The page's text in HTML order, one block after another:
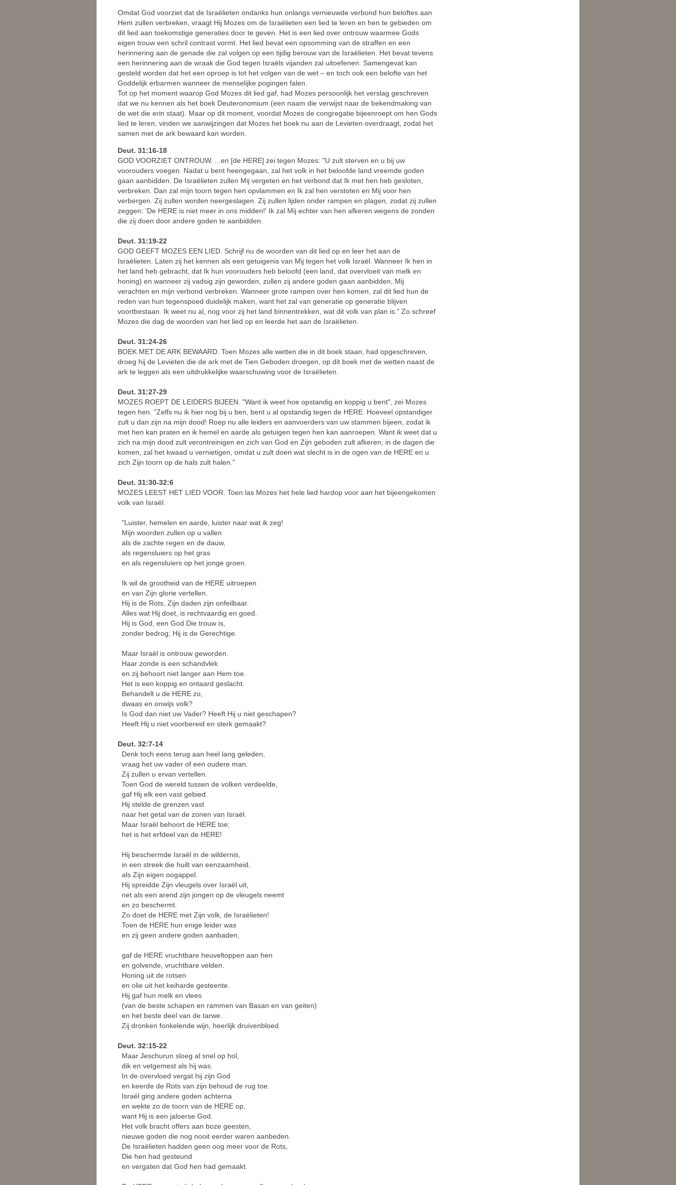
Omdat God voorziet dat de Israëlieten ondanks hun onlangs vernieuwde verbond hun beloftes aan
Hem zullen verbreken, vraagt Hij Mozes om de Israëlieten een lied te leren en hen te gebieden om
dit lied aan toekomstige generaties door te geven. Het is een lied over ontrouw waarmee Gods
eigen trouw een schril contrast vormt. Het lied bevat een opsomming van de straffen en een
herinnering aan de genade die zal volgen op een tijdig berouw van de Israëlieten. Het bevat tevens
een herinnering aan de wraak die God tegen Israëls vijanden zal uitoefenen. Samengevat kan
gesteld worden dat het een oproep is tot het volgen van de wet – en toch ook een belofte van het
Goddelijk erbarmen wanneer de menselijke pogingen falen.
Tot op het moment waarop God Mozes dit lied gaf, had Mozes persoonlijk het verslag geschreven
dat we nu kennen als het boek Deuteronomium (een naam die verwijst naar de bekendmaking van
de wet die erin staat). Maar op dit moment, voordat Mozes de congregatie bijeenroept om hen Gods
lied te leren, vinden we aanwijzingen dat Mozes het boek nu aan de Levieten overdraagt, zodat het
samen met de ark bewaard kan worden.
Deut. 31:16-18
GOD VOORZIET ONTROUW. ...en [de HERE] zei tegen Mozes: "U zult sterven en u bij uw
voorouders voegen. Nadat u bent heengegaan, zal het volk in het beloofde land vreemde goden
gaan aanbidden. De Israëlieten zullen Mij vergeten en het verbond dat Ik met hen heb gesloten,
verbreken. Dan zal mijn toorn tegen hen opvlammen en Ik zal hen verstoten en Mij voor hen
verbergen. Zij zullen worden neergeslagen. Zij zullen lijden onder rampen en plagen, zodat zij zullen
zeggen: 'De HERE is niet meer in ons midden!' Ik zal Mij echter van hen afkeren wegens de zonden
die zij doen door andere goden te aanbidden.
Deut. 31:19-22
GOD GEEFT MOZES EEN LIED. Schrijf nu de woorden van dit lied op en leer het aan de
Israëlieten. Laten zij het kennen als een getuigenis van Mij tegen het volk Israël. Wanneer Ik hen in
het land heb gebracht, dat Ik hun voorouders heb beloofd (een land, dat overvloeit van melk en
honing) en wanneer zij vadsig zijn geworden, zullen zij andere goden gaan aanbidden, Mij
verachten en mijn verbond verbreken. Wanneer grote rampen over hen komen, zal dit lied hun de
reden van hun tegenspoed duidelijk maken, want het zal van generatie op generatie blijven
voortbestaan. Ik weet nu al, nog voor zij het land binnentrekken, wat dit volk van plan is." Zo schreef
Mozes die dag de woorden van het lied op en leerde het aan de Israëlieten.
Deut. 31:24-26
BOEK MET DE ARK BEWAARD. Toen Mozes alle wetten die in dit boek staan, had opgeschreven,
droeg hij de Levieten die de ark met de Tien Geboden droegen, op dit boek met de wetten naast de
ark te leggen als een uitdrukkelijke waarschuwing voor de Israëlieten.
Deut. 31:27-29
MOZES ROEPT DE LEIDERS BIJEEN. "Want ik weet hoe opstandig en koppig u bent", zei Mozes
tegen hen. "Zelfs nu ik hier nog bij u ben, bent u al opstandig tegen de HERE. Hoeveel opstandiger
zult u dan zijn na mijn dood! Roep nu alle leiders en aanvoerders van uw stammen bijeen, zodat ik
met hen kan praten en ik hemel en aarde als getuigen tegen hen kan aanroepen. Want ik weet dat u
zich na mijn dood zult verontreinigen en zich van God en Zijn geboden zult afkeren; in de dagen die
komen, zal het kwaad u vernietigen, omdat u zult doen wat slecht is in de ogen van de HERE en u
zich Zijn toorn op de hals zult halen."
Deut. 31:30-32:6
MOZES LEEST HET LIED VOOR. Toen las Mozes het hele lied hardop voor aan het bijeengekomen
volk van Israël.
"Luister, hemelen en aarde, luister naar wat ik zeg!
Mijn woorden zullen op u vallen
als de zachte regen en de dauw,
als regensluiers op het gras
en als regensluiers op het jonge groen.
Ik wil de grootheid van de HERE uitroepen
en van Zijn glorie vertellen.
Hij is de Rots, Zijn daden zijn onfeilbaar.
Alles wat Hij doet, is rechtvaardig en goed.
Hij is God, een God Die trouw is,
zonder bedrog; Hij is de Gerechtige.
Maar Israël is ontrouw geworden.
Haar zonde is een schandvlek
en zij behoort niet langer aan Hem toe.
Het is een koppig en ontaard geslacht.
Behandelt u de HERE zo,
dwaas en onwijs volk?
Is God dan niet uw Vader? Heeft Hij u niet geschapen?
Heeft Hij u niet voorbereid en sterk gemaakt?
Deut. 32:7-14
Denk toch eens terug aan heel lang geleden,
vraag het uw vader of een oudere man.
Zij zullen u ervan vertellen.
Toen God de wereld tussen de volken verdeelde,
gaf Hij elk een vast gebied.
Hij stelde de grenzen vast
naar het getal van de zonen van Israël.
Maar Israël behoort de HERE toe;
het is het erfdeel van de HERE!
Hij beschermde Israël in de wildernis,
in een streek die huilt van eenzaamheid,
als Zijn eigen oogappel.
Hij spreidde Zijn vleugels over Israël uit,
net als een arend zijn jongen op de vleugels neemt
en zo beschermt.
Zo doet de HERE met Zijn volk, de Israëlieten!
Toen de HERE hun enige leider was
en zij geen andere goden aanbaden,
gaf de HERE vruchtbare heuveltoppen aan hen
en golvende, vruchtbare velden.
Honing uit de rotsen
en olie uit het keiharde gesteente.
Hij gaf hun melk en vlees
(van de beste schapen en rammen van Basan en van geiten)
en het beste deel van de tarwe.
Zij dronken fonkelende wijn, heerlijk druivenbloed.
Deut. 32:15-22
Maar Jeschurun sloeg al snel op hol,
dik en vetgemest als hij was.
In de overvloed vergat hij zijn God
en keerde de Rots van zijn behoud de rug toe.
Israël ging andere goden achterna
en wekte zo de toorn van de HERE op,
want Hij is een jaloerse God.
Het volk bracht offers aan boze geesten,
nieuwe goden die nog nooit eerder waren aanbeden.
De Israëlieten hadden geen oog meer voor de Rots,
Die hen had gesteund
en vergaten dat God hen had gemaakt.